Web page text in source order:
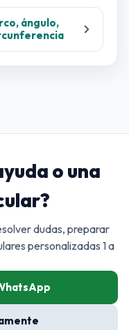
ángulo,
o una
dudas, preparar
personalizadas 1 a